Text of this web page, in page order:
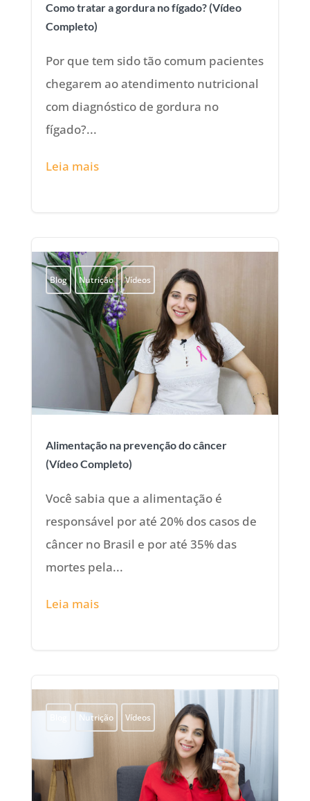
Como tratar a gordura no fígado? (Vídeo
Completo)
Por que tem sido tão comum pacientes
chegarem ao atendimento nutricional
com diagnóstico de gordura no
fígado?...
Leia mais
Blog Nutrição Vídeos
Alimentação na prevenção do câncer
(Vídeo Completo)
Você sabia que a alimentação é
responsável por até 20% dos casos de
câncer no Brasil e por até 35% das
mortes pela...
Leia mais
Nutrição Vídeos